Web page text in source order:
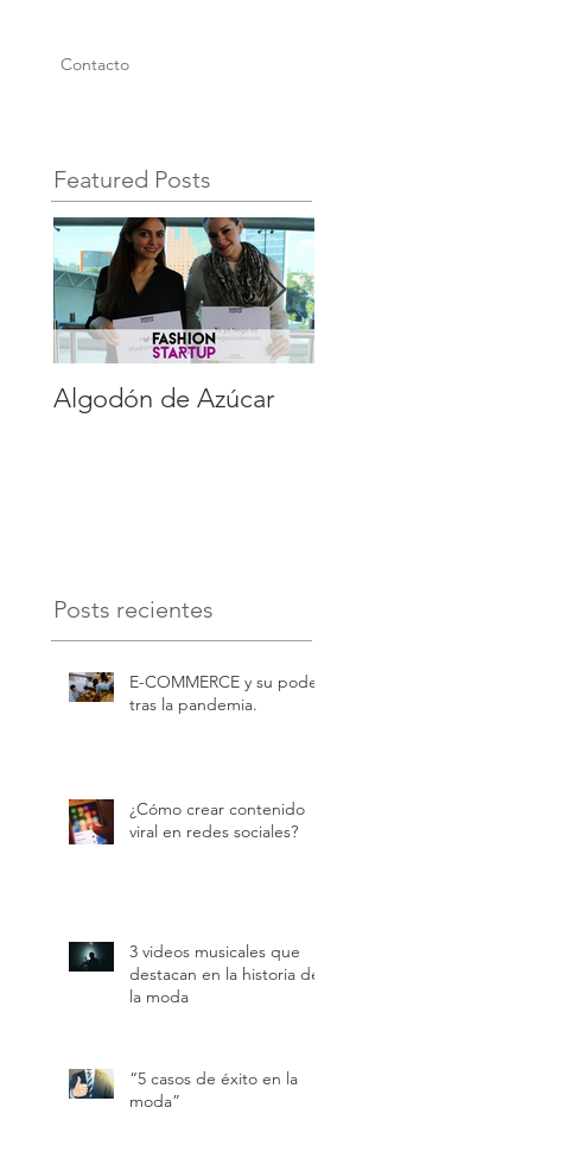
Contacto
Featured Posts
Algodón de Azúcar
Posts recientes
E-COMMERCE y su poder
tras la pandemia.
¿Cómo crear contenido
viral en redes sociales?
3 videos musicales que
destacan en la historia de
la moda
“5 casos de éxito en la
moda”